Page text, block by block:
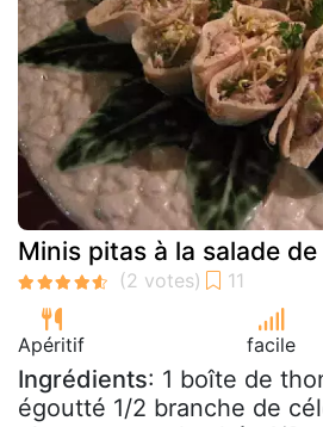
Minis pitas à la salade
Apéritif facile
Ingrédients: 1 boîte de
égoutté 1/2 branche de